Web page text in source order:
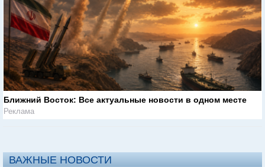
Ближний Восток: Все актуальные новости в одном месте
Реклама
ВАЖНЫЕ НОВОСТИ